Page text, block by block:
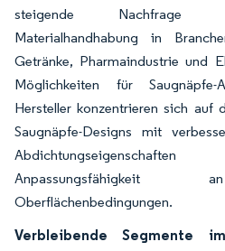
steigende Nachfrage
Materialhandhabung in
Getränke, Pharmaindustrie und
Möglichkeiten für Saugnäpfe-
Hersteller konzentrieren sich auf
Saugnäpfe-Designs mit
Anpassungsfähigkeit
Oberflächenbedingungen.
Verbleibende Segmente